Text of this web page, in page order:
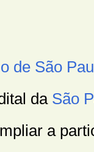
de São
da São
a